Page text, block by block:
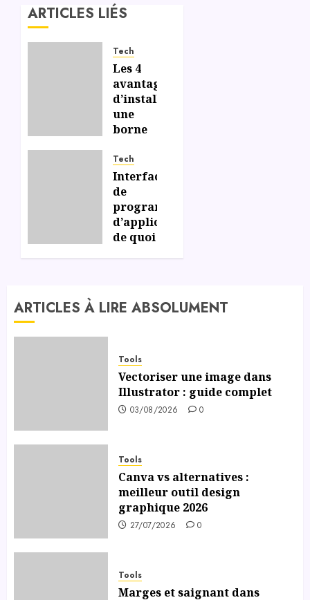
ARTICLES LIÉS
Tech
Les 4
avantages
d’installer
une
borne
sur
votre
point
de
vente
Tech
Interfaces
de
programmation
d’applications :
de quoi
06/07/2026
0
ARTICLES À LIRE ABSOLUMENT
Tools
Vectoriser une image dans
Illustrator : guide complet
03/08/2026 0
Tools
Canva vs alternatives :
meilleur outil design
graphique 2026
27/07/2026 0
Tools
Marges et saignant dans